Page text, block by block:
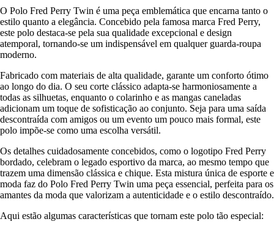
O Polo Fred Perry Twin é uma peça emblemática que encarna tanto o
estilo quanto a elegância. Concebido pela famosa marca Fred Perry,
este polo destaca-se pela sua qualidade excepcional e design
atemporal, tornando-se um indispensável em qualquer guarda-roupa
moderno.
Fabricado com materiais de alta qualidade, garante um conforto ótimo
ao longo do dia. O seu corte clássico adapta-se harmoniosamente a
todas as silhuetas, enquanto o colarinho e as mangas caneladas
adicionam um toque de sofisticação ao conjunto. Seja para uma saída
descontraída com amigos ou um evento um pouco mais formal, este
polo impõe-se como uma escolha versátil.
Os detalhes cuidadosamente concebidos, como o logotipo Fred Perry
bordado, celebram o legado esportivo da marca, ao mesmo tempo que
trazem uma dimensão clássica e chique. Esta mistura única de esporte e
moda faz do Polo Fred Perry Twin uma peça essencial, perfeita para os
amantes da moda que valorizam a autenticidade e o estilo descontraído.
Aqui estão algumas características que tornam este polo tão especial: